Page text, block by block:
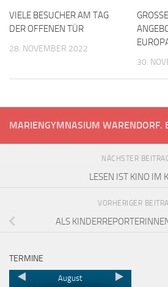
VIELE BESUCHER AM TAG
DER OFFENEN TÜR
28. NOVEMBER 2022
30.
MARIENGYMNASIUM WARENDORF.
NÄCHSTER
LESEN IST KINO IM
VORHERIGER
ALS
TERMINE
August